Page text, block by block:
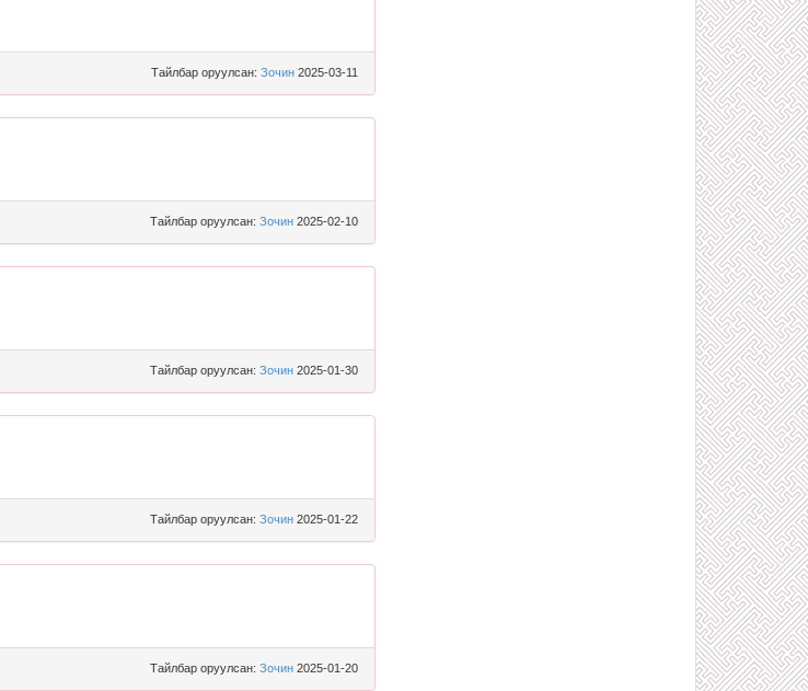
Тайлбар оруулсан: Зочин 2025-03-11
Тайлбар оруулсан: Зочин 2025-02-10
Тайлбар оруулсан: Зочин 2025-01-30
Тайлбар оруулсан: Зочин 2025-01-22
Тайлбар оруулсан: Зочин 2025-01-20